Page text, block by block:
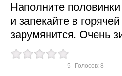
Наполните
и запекайте в
зарумянится. Очень
5 | Голосов: 8